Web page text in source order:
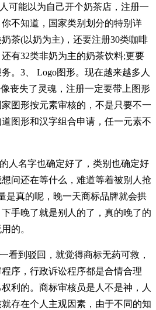
能以为自己开个奶茶店，注册一
不知道，国家类别划分的特别详
茶(以奶为主)，还要注册30类咖啡
有32类非奶为主的奶茶饮料;更要
。3、 Logo图形。现在越来越多人
丧失了灵魂，注册一定要带上图形
图形按元素审核的，不是只要不一
图形和汉字组合申请，任一元素不
名字也确定好了，类别也确定好
问还在等什么，难道等着被别人抢
是真的呢，晚一天商标品牌就会拱
手晚了就是别人的了，真的晚了的
的。
到驳回，就觉得商标无药可救，
序，行政诉讼程序都是合情合理
利的。商标审核员是人不是神，人
存在个人主观因素，由于不同的知